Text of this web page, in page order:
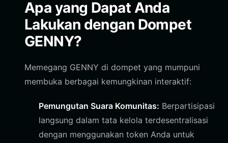
Apa yang Dapat Anda
Lakukan dengan Dompet
GENNY?
Memegang GENNY di dompet yang mumpuni
membuka berbagai kemungkinan interaktif:
Pemungutan Suara Komunitas: Berpartisipasi
langsung dalam tata kelola terdesentralisasi
dengan menggunakan token Anda untuk